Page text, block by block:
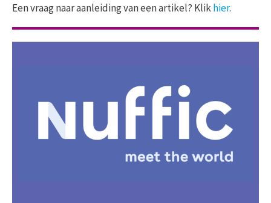
Een vraag naar aanleiding van een artikel? Klikhier.